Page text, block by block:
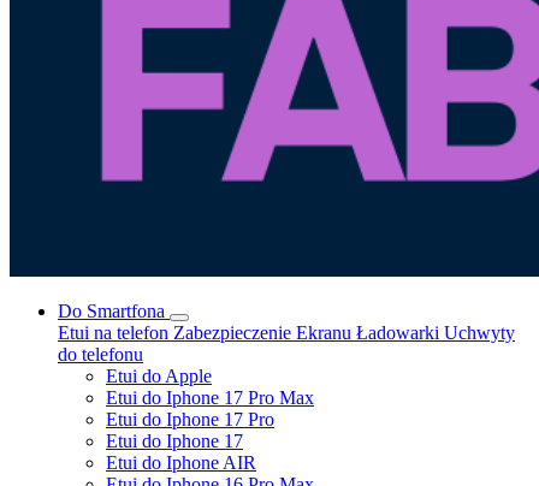
Do Smartfona
Etui na telefon Zabezpieczenie Ekranu Ładowarki Uchwyty
do telefonu
Etui do Apple
Etui do Iphone 17 Pro Max
Etui do Iphone 17 Pro
Etui do Iphone 17
Etui do Iphone AIR